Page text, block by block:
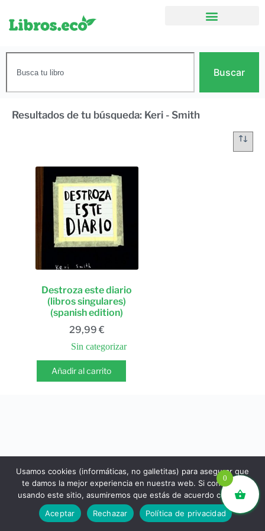
Buscar
Resultados de tu búsqueda: Keri - Smith
Destroza este diario
(libros singulares)
(spanish edition)
29,99 €
Sin categorizar
Añadir al carrito
libros.eco © - Desde Barcelona para el mundo 💚 |
Devoluciones y reembolsos|Política de Privacidad
0
Usamos cookies (informáticas, no galletitas) para asegurar que
te damos la mejor experiencia en nuestra web. Si continúas
usando este sitio, asumiremos que estás de acuerdo con ello.
Aceptar
Rechazar Política de privacidad